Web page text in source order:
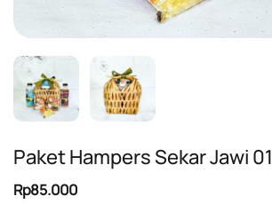
Paket Hampers Sekar Jawi 01
Rp85.000